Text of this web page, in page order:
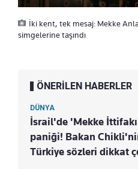
İki kent, tek mesaj: Mekke
simgelerine taşındı
ÖNERİLEN HABERLER
DÜNYA
İsrail'de 'Mekke
paniği! Bakan
Türkiye sözleri dikkat